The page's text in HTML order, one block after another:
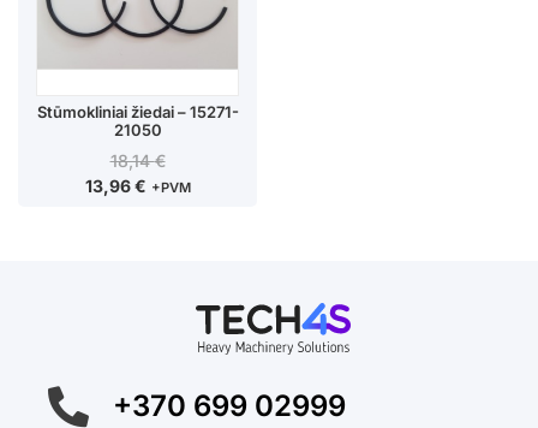
Stūmokliniai žiedai – 15271-
21050
18,14€
13,96€ +PVM
+370 699 02999